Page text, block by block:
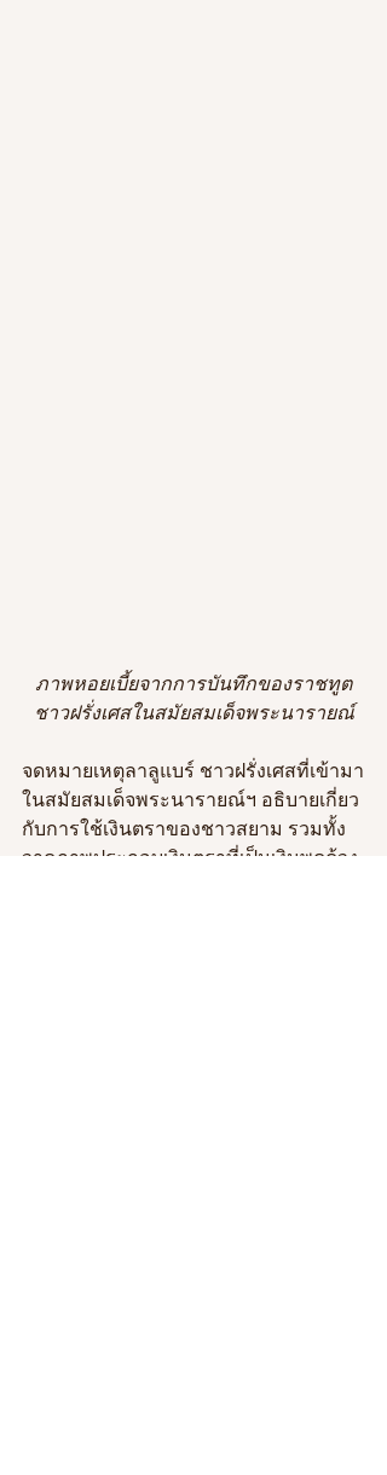
ภาพหอยเบี้ยจากการบันทึกของราชทูต
ชาวฝรั่งเศสในสมัยสมเด็จพระนารายณ์
จดหมายเหตุลาลูแบร์ ชาวฝรั่งเศสที่เข้ามา
ในสมัยสมเด็จพระนารายณ์ฯ อธิบายเกี่ยว
กับการใช้เงินตราของชาวสยาม รวมทั้ง
วาดภาพประกอบเงินตราที่เป็นเงินพดด้วง